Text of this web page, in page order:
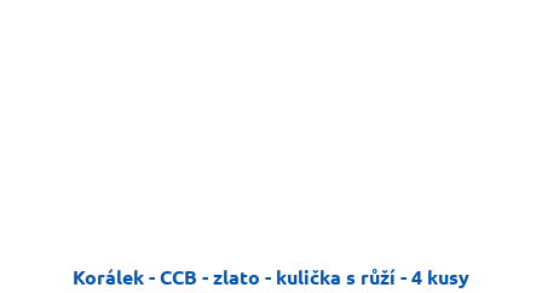
Korálek - CCB - zlato - kulička s růží - 4 kusy